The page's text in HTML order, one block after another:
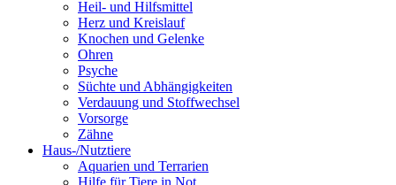
Heil- und Hilfsmittel
Herz und Kreislauf
Knochen und Gelenke
Ohren
Psyche
Süchte und Abhängigkeiten
Verdauung und Stoffwechsel
Vorsorge
Zähne
Haus-/Nutztiere
Aquarien und Terrarien
Hilfe für Tiere in Not